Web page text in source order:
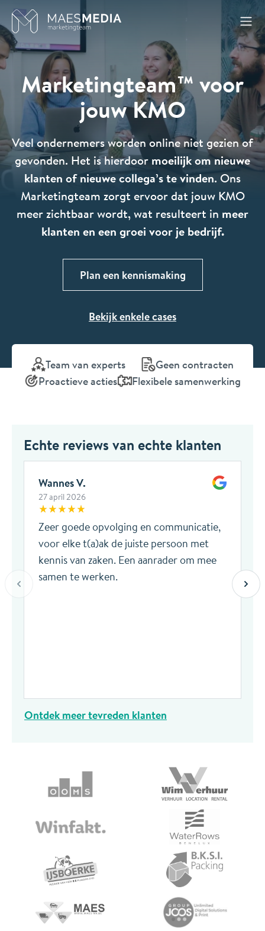
Naar inhoud
Marketingteam™ voor
jouw KMO
Veel ondernemers worden online niet gezien of
gevonden. Het is hierdoor moeilijk om nieuwe
klanten of nieuwe collega’s te vinden. Ons
Marketingteam zorgt ervoor dat jouw KMO
meer zichtbaar wordt, wat resulteert in meer
klanten en een groei voor je bedrijf.
Plan een kennismaking
Bekijk enkele cases
Team van experts
Geen contracten
Proactieve acties
Flexibele samenwerking
Echte reviews van echte klanten
Wannes V.
27 april 2026
Zeer goede opvolging en communicatie,
voor elke t(a)ak de juiste persoon met
kennis van zaken. Een aanrader om mee
samen te werken.
Ontdek meer tevreden klanten